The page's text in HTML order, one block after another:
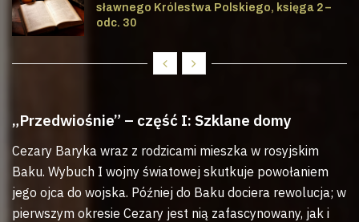
sławnego Królestwa Polskiego, księga 2 –
odc. 30
„Przedwiośnie” – część I: Szklane domy
Cezary Baryka wraz z rodzicami mieszka w rosyjskim
Baku. Wybuch I wojny światowej skutkuje powołaniem
jego ojca do wojska. Później do Baku dociera rewolucja; w
pierwszym okresie Cezary jest nią zafascynowany, jak i